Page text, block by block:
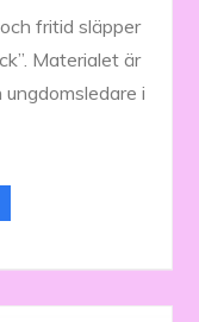
fritid släpper
Materialet är
i